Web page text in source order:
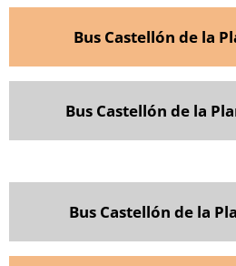
Bus Castellón de la
Bus Castellón de la
Bus Castellón de la